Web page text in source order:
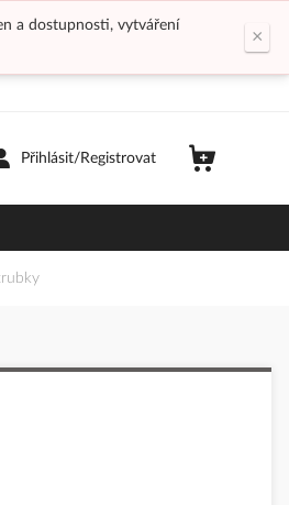
a dostupnosti, vytváření
×
Přihlásit/Registrovat